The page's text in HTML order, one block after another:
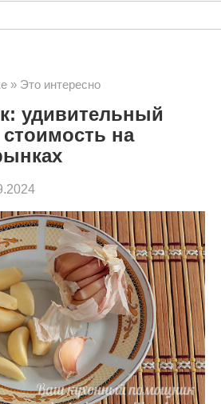
» Это интересно
удивительный
стоимость на